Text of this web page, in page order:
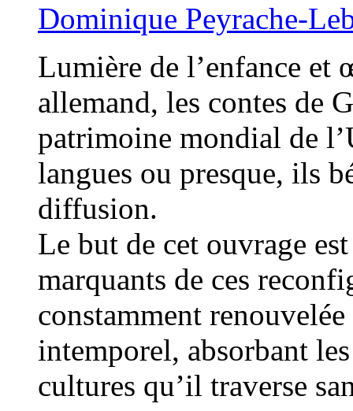
Dominique Peyrache-
Lumière de l’enfance et
allemand, les contes de
patrimoine mondial de
langues ou presque, ils
diffusion.
Le but de cet ouvrage
marquants de ces
constamment
intemporel, absorbant
cultures qu’il traverse